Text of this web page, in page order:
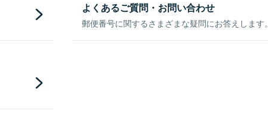
よくあるご質問・お問い合わせ
郵便番号に関するさまざまな疑問にお答えします。